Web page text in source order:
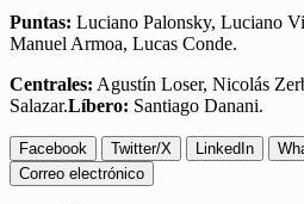
Puntas: Luciano Palonsky, Luciano
Manuel Armoa, Lucas Conde.
Centrales: Agustín Loser, Nicolás
Salazar.Líbero: Santiago Danani.
Facebook Twitter/X LinkedIn
Correo electrónico